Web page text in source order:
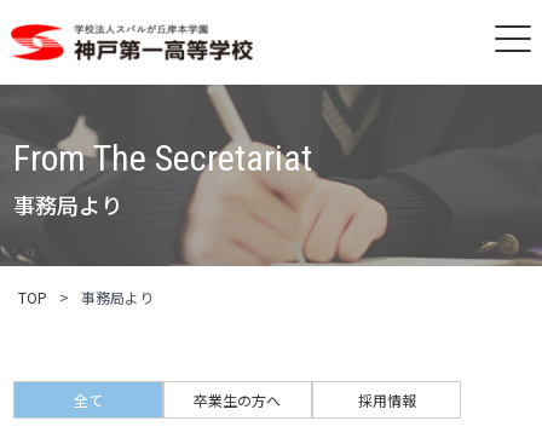
From The Secretariat
事務局より
TOP > 事務局より
全て 卒業生の方へ 採用情報